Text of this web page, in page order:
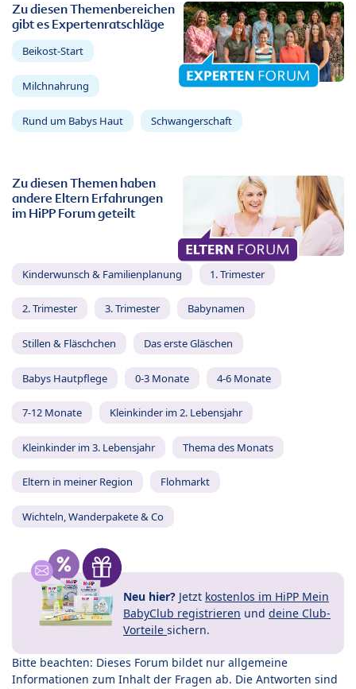
Zu diesen Themenbereichen
gibt es Expertenratschläge
Beikost-Start
Milchnahrung
Rund um Babys Haut Schwangerschaft
Zu diesen Themen haben
andere Eltern Erfahrungen
im HiPP Forum geteilt
Kinderwunsch & Familienplanung 1. Trimester
2. Trimester 3. Trimester Babynamen
Stillen & Fläschchen Das erste Gläschen
Babys Hautpflege 0-3 Monate 4-6 Monate
7-12 Monate Kleinkinder im 2. Lebensjahr
Kleinkinder im 3. Lebensjahr Thema des Monats
Eltern in meiner Region Flohmarkt
Wichteln, Wanderpakete & Co
Neu hier? Jetzt kostenlos im HiPP Mein
BabyClub registrieren und deine Club-
Vorteile sichern.
Bitte beachten: Dieses Forum bildet nur allgemeine
Informationen zum Inhalt der Fragen ab. Die Antworten sind